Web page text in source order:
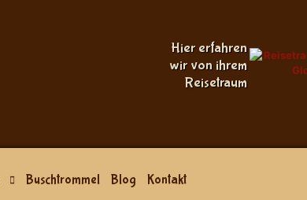
Hier erfahren
wir von ihrem
Reisetraum
Buschtrommel Blog Kontakt